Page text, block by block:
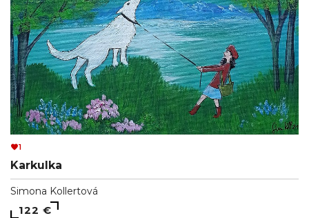
1
Karkulka
Simona Kollertová
122 €